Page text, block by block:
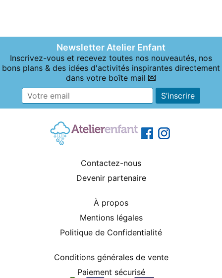
Newsletter Atelier Enfant
Inscrivez-vous et recevez toutes nos nouveautés, nos
bons plans & des idées d'activités inspirantes directement
dans votre boîte mail 💌
Contactez-nous
Devenir partenaire
À propos
Mentions légales
Politique de Confidentialité
Conditions générales de vente
Paiement sécurisé